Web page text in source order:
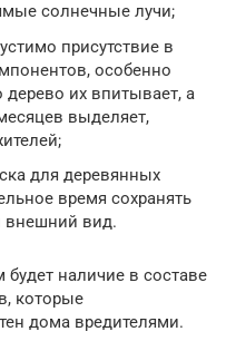
солнечные лучи;
присутствие в
особенно
дерево их впитывает, а
выделяет,
для деревянных
время сохранять
внешний вид.
наличие в составе
которые
дома вредителями.